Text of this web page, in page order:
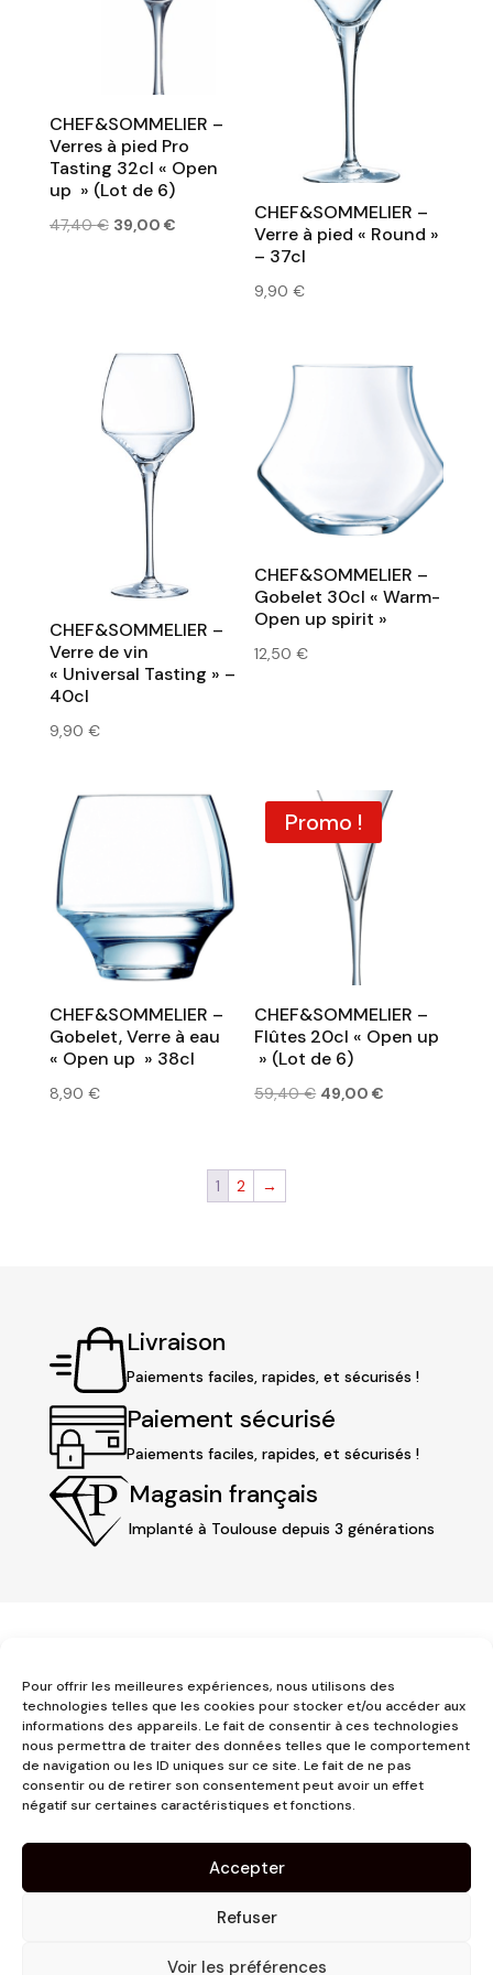
Pour offrir les meilleures expériences, nous utilisons des
technologies telles que les cookies pour stocker et/ou accéder aux
informations des appareils. Le fait de consentir à ces technologies
nous permettra de traiter des données telles que le comportement
de navigation ou les ID uniques sur ce site. Le fait de ne pas
consentir ou de retirer son consentement peut avoir un effet
négatif sur certaines caractéristiques et fonctions.
Accepter
Refuser
Voir les préférences
CHEF&SOMMELIER –
Verres à pied Pro
Tasting 32cl « Open
up » (Lot de 6)
47,40€ Le
39,00 €Le
CHEF&SOMMELIER –
Verre à pied « Round »
– 37cl
9,90€
CHEF&SOMMELIER –
Verre de vin
« Universal Tasting » –
40cl
9,90 €
CHEF&SOMMELIER –
Gobelet 30cl « Warm-
Open up spirit »
12,50€
CHEF&SOMMELIER –
Gobelet, Verre à eau
« Open up » 38cl
8,90 €
Promo !
CHEF&SOMMELIER –
Flûtes 20cl « Open up
» (Lot de 6)
59,40€ Le
49,00€
1 2 →
Livraison
Paiements faciles, rapides, et sécurisés !
Paiement sécurisé
Paiements faciles, rapides, et sécurisés !
Magasin français
Implanté à Toulouse depuis 3 générations
3 place Jeanne d'Arc
1er étage
31000 Toulouse
05 62 73 70 73